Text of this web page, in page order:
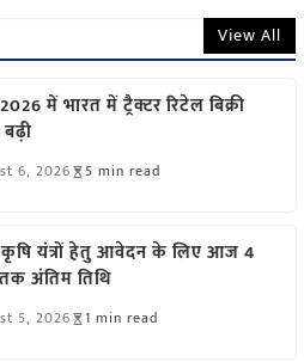
View All
में भारत में ट्रैक्टर रिटेल बिक्री
6, 2026 5 min read
कृषि यंत्रों हेतु आवेदन के लिए आज 4
अंतिम तिथि
5, 2026 1 min read